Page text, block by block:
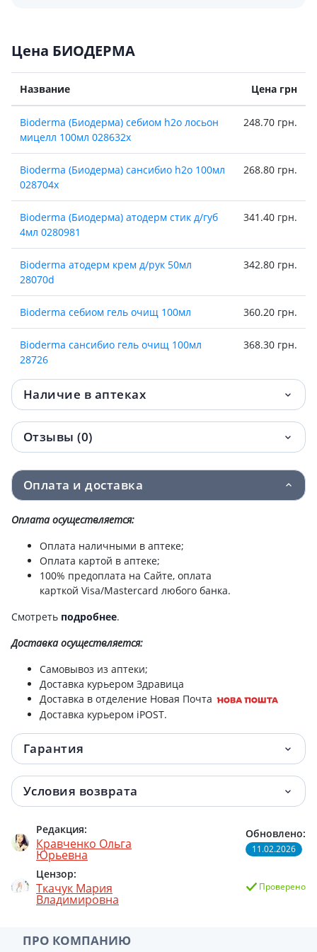
Цена БИОДЕРМА
Название Цена грн
Bioderma (Биодерма) себиом h2o лосьон
мицелл 100мл 028632x
248.70 грн.
Bioderma (Биодерма) сансибио h2o 100мл
028704х
268.80 грн.
Bioderma (Биодерма) атодерм стик д/губ
4мл 0280981
341.40 грн.
Bioderma атодерм крем д/рук 50мл
28070d
342.80 грн.
Bioderma себиом гель очищ 100мл 360.20 грн.
Bioderma сансибио гель очищ 100мл
28726
368.30 грн.
Bioderma (Биодерма) себиом гоман гель
отшел 100мл 028625.
444 грн.
Bioderma (Биодерма) abcderm шанж крем
интенсив п/подг 75г 028805
451.60 грн.
Bioderma (Биодерма) атодерм интенсив
гель очищ 200мл 028124.
459.70 грн.
мицел 250мл 028703х
Bioderma (Биодерма) атодерм гель д/
душа очищающий 200мл 028121в
мицелл 250мл 028641.
Bioderma (Биодерма) атодерм бальзам д/
губ 15мл 028095в
Bioderma (Биодерма) атодерм бальзам
пит д/лица 40мл 028094i.
28839b
28011
Bioderma сансибио H2O вода мицел
250мл
Наличие в аптеках
Отзывы (0)
Оплата и доставка
Оплата осуществляется:
Оплата наличными в аптеке;
Оплата картой в аптеке;
100% предоплата на Сайте, оплата
карткой Visa/Mastercard любого банка.
Смотреть подробнее.
Доставкаосуществляется:
Самовывоз из аптеки;
Доставка курьером Здравица
Доставка в отделение Новая Почта
Доставка курьером iPOST.
Гарантия
Условия возврата
Редакция:
Кравченко Ольга
Юрьевна
Цензор:
Ткачук Мария
Владимировна
Обновлено:
11.02.2026
Проверено
ПРО КОМПАНИЮ